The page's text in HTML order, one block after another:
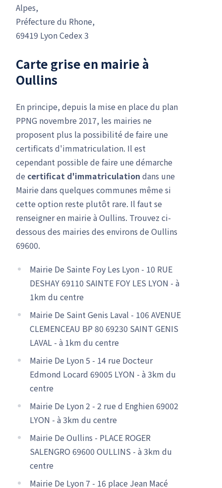
Alpes,
Préfecture du Rhone,
69419 Lyon Cedex 3
Carte grise en mairie à
Oullins
En principe, depuis la mise en place du plan
PPNG novembre 2017, les mairies ne
proposent plus la possibilité de faire une
certificats d'immatriculation. Il est
cependant possible de faire une démarche
de certificat d'immatriculation dans une
Mairie dans quelques communes même si
cette option reste plutôt rare. Il faut se
renseigner en mairie à Oullins. Trouvez ci-
dessous des mairies des environs de Oullins
69600.
Mairie De Sainte Foy Les Lyon - 10 RUE
DESHAY 69110 SAINTE FOY LES LYON - à
1km du centre
Mairie De Saint Genis Laval - 106 AVENUE
CLEMENCEAU BP 80 69230 SAINT GENIS
LAVAL - à 1km du centre
Mairie De Lyon 5 - 14 rue Docteur
Edmond Locard 69005 LYON - à 3km du
centre
Mairie De Lyon 2 - 2 rue d Enghien 69002
LYON - à 3km du centre
Mairie De Oullins - PLACE ROGER
SALENGRO 69600 OULLINS - à 3km du
centre
Mairie De Lyon 7 - 16 place Jean Macé